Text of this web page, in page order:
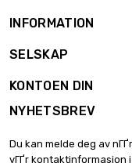
inch)
(≈1.2598 inch)
lengde : 1 Meter x
SW : 36mm
INFORMATION
SELSKAP
KONTOEN DIN
NYHETSBREV
Du kan melde deg av
vГҐr kontaktinformasjon